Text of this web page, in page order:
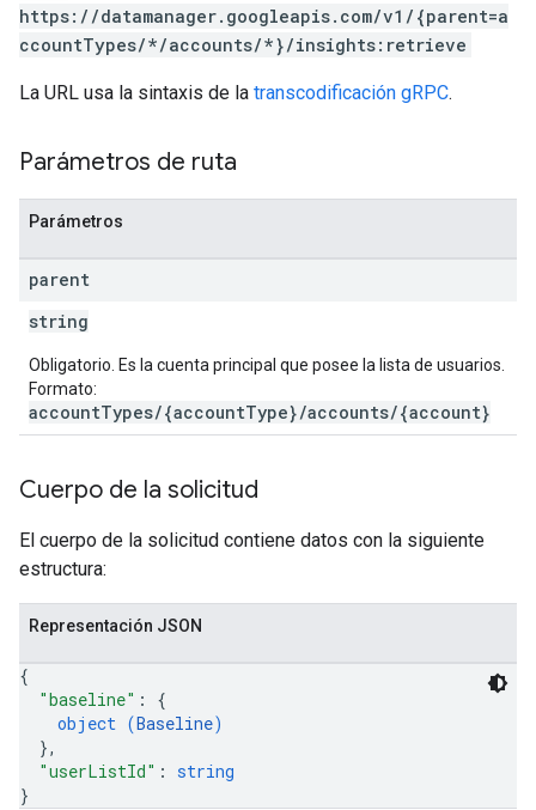
https://datamanager.googleapis.com/v1/{parent=a
ccountTypes/*/accounts/*}/insights:retrieve
La URL usa la sintaxis de la transcodificación gRPC.
Parámetros de ruta
Parámetros
parent
string
Obligatorio. Es la cuenta principal que posee la lista de usuarios.
Formato:
accountTypes/{accountType}/accounts/{account}
Cuerpo de la solicitud
El cuerpo de la solicitud contiene datos con la siguiente
estructura:
Representación JSON
{
"baseline" : {
object (Baseline)
},
"userListId" : string
}